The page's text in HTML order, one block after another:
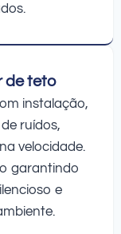
de teto
instalação,
ruídos,
velocidade.
garantindo
e